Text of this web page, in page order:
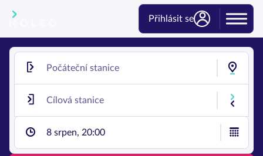
Přihlásit se
8 srpen, 20:00